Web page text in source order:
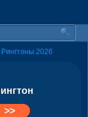
2026
>>